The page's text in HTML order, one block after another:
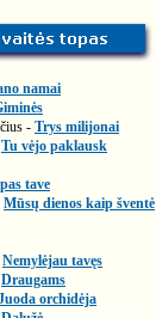
namai
- Trys milijonai
Tu vėjo paklausk
tave
Mūsų dienos kaip šventė
Nemylėjau tavęs
Draugams
orchidėja